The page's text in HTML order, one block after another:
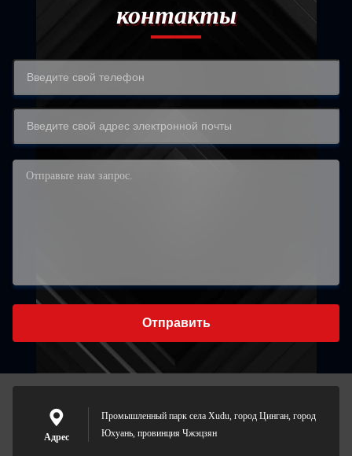
контакты
Отправить
Адрес
Промышленный парк села Xudu, город Цинган, город
Юхуань, провинция Чжэцзян